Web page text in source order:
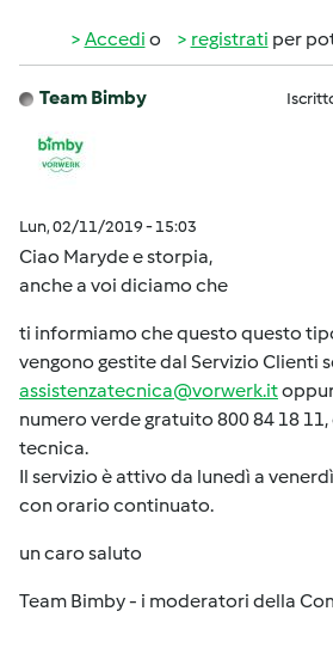
Accedi o registrati per
Team Bimby
Lun, 02/11/2019 - 15:03
Ciao Maryde e storpia,
anche a voi diciamo che
ti informiamo che questo questo
vengono gestite dal Servizio Clienti
assistenzatecnica@vorwerk.it
numero verde gratuito 800 84 18
tecnica.
Il servizio è attivo da lunedì a
con orario continuato.
un caro saluto
Team Bimby - i moderatori della